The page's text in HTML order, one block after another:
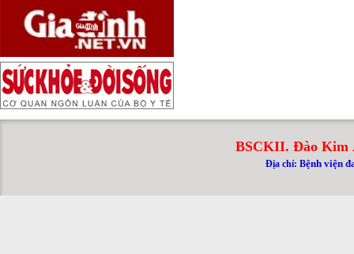
BSCKII. Đào Kim
Địa chỉ: Bệnh viện